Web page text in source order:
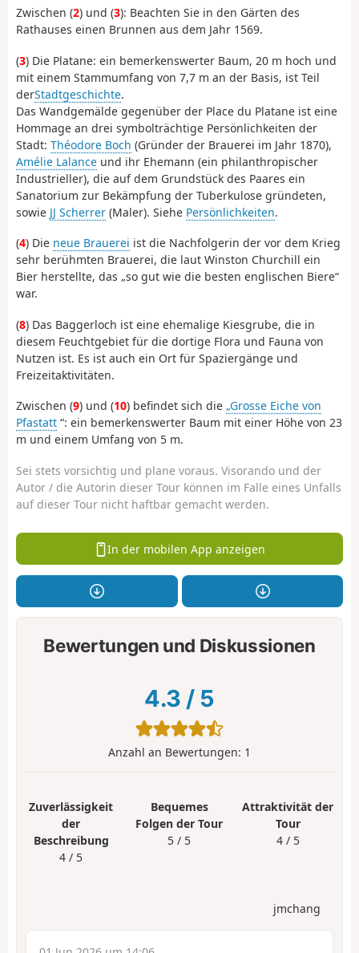
Zwischen (2) und (3): Beachten Sie in den Gärten des
Rathauses einen Brunnen aus dem Jahr 1569.
(3) Die Platane: ein bemerkenswerter Baum, 20 m hoch und
mit einem Stammumfang von 7,7 m an der Basis, ist Teil
derStadtgeschichte.
Das Wandgemälde gegenüber der Place du Platane ist eine
Hommage an drei symbolträchtige Persönlichkeiten der
Stadt: Théodore Boch (Gründer der Brauerei im Jahr 1870),
Amélie Lalance und ihr Ehemann (ein philanthropischer
Industrieller), die auf dem Grundstück des Paares ein
Sanatorium zur Bekämpfung der Tuberkulose gründeten,
sowie JJ Scherrer (Maler). Siehe Persönlichkeiten.
(4) Die neue Brauerei ist die Nachfolgerin der vor dem Krieg
sehr berühmten Brauerei, die laut Winston Churchill ein
Bier herstellte, das „so gut wie die besten englischen Biere“
war.
(8) Das Baggerloch ist eine ehemalige Kiesgrube, die in
diesem Feuchtgebiet für die dortige Flora und Fauna von
Nutzen ist. Es ist auch ein Ort für Spaziergänge und
Freizeitaktivitäten.
Zwischen (9) und (10) befindet sich die „Grosse Eiche von
Pfastatt “: ein bemerkenswerter Baum mit einer Höhe von 23
m und einem Umfang von 5 m.
Sei stets vorsichtig und plane voraus. Visorando und der
Autor / die Autorin dieser Tour können im Falle eines Unfalls
auf dieser Tour nicht haftbar gemacht werden.
In der mobilen App anzeigen
Bewertungen und Diskussionen
4.3 / 5
Anzahl an Bewertungen: 1
Zuverlässigkeit
der
Beschreibung
4 / 5
Bequemes
Folgen der Tour
5 / 5
Attraktivität der
Tour
4 / 5
jmchang